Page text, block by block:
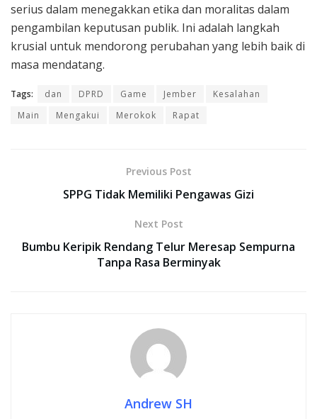
serius dalam menegakkan etika dan moralitas dalam
pengambilan keputusan publik. Ini adalah langkah
krusial untuk mendorong perubahan yang lebih baik di
masa mendatang.
Tags: dan DPRD Game Jember
Kesalahan
Main
Mengakui Merokok Rapat
Previous Post
SPPG Tidak Memiliki Pengawas Gizi
Next Post
Bumbu Keripik Rendang Telur Meresap Sempurna
Tanpa Rasa Berminyak
Andrew SH